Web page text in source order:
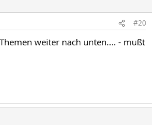
#20
weiter nach unten.... - mußt